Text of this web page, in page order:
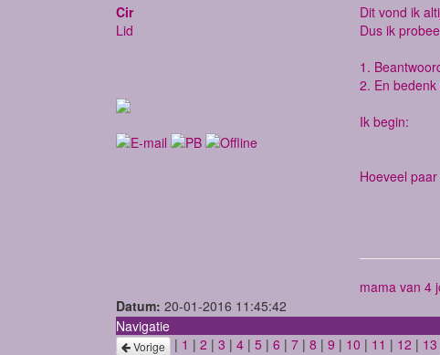
Cir
Lid
Dit vond ik
Dus ik
1.
2. En
Ik begin:
Hoeveel
mama van 4
Datum: 20-01-2016 11:45:42
Navigatie
Vorige | 1 | 2 | 3 | 4 | 5 | 6 | 7 | 8 | 9 | 10 | 11 | 12 | 13